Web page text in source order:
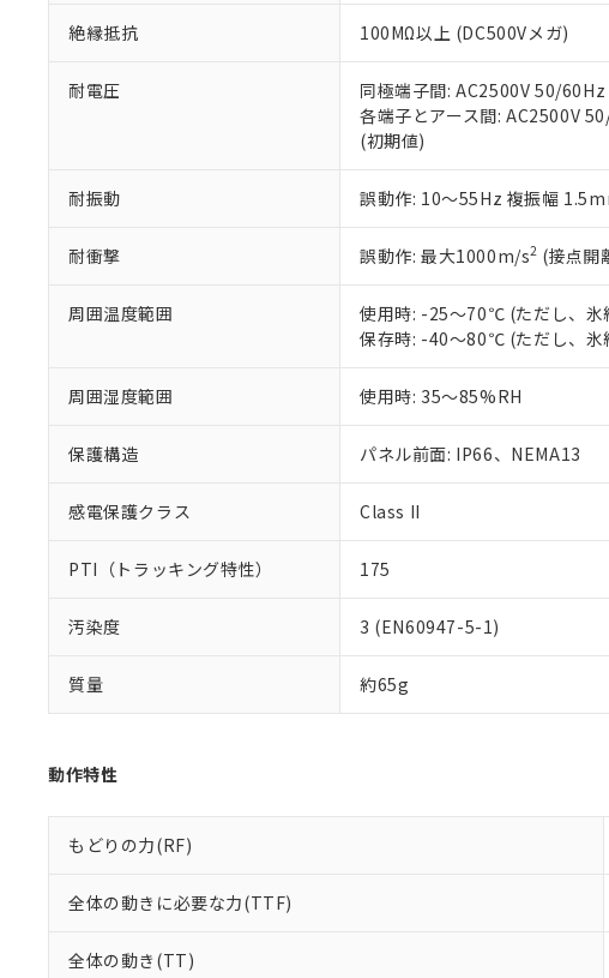
絶縁抵抗 100MΩ以上 (DC500Vメガ)
耐電圧
同極端子間: AC2500V 50/
各端子とアース間: AC2500V
(初期値)
耐振動 誤動作: 10～55Hz 複振幅
耐衝撃 誤動作: 最大1000m/s2 (接点開
周囲温度範囲
使用時: -25～70℃ (ただし、氷
保存時: -40～80℃ (ただし、氷
周囲湿度範囲 使用時: 35～85%RH
保護構造 パネル前面: IP66、NEMA13
感電保護クラス Class II
PTI（トラッキング特性） 175
汚染度 3 (EN60947-5-1)
質量 約65g
動作特性
もどりの力(RF)
全体の動きに必要な力(TTF)
全体の動き(TT)
い。
正式な納期状況およ
オムロン制御機器販売
在庫状況および標準
マイパーツ機能（部
ている必要があります
お客様が当ウェブサ
が、当社の製品・サ
※当社の共同利用者と
いる法人を指します。
フタル酸エステル類の４物質につ
※2 対応予定月
部品在庫の切り替え状況な
※3 非含有証明書ダウン
下記の非含有証明書をダウ
EU RoHS指令（10物質）
51物質の非含有証明書（当
また、RoHS指令のフタル
混在することから備考欄に
既に当社にて対応品への在
り割愛しております。
DEHP(フタル酸ビス(2-エチルヘキシ
※2 環境保護使用期限
「ｅ」：有害物質（10物
味します。
「－」：未確認です。当社
当社は貴社製品を、
当社は、貴社製品を
また当社は、販売先
たしません。
一定数以上の在庫
－